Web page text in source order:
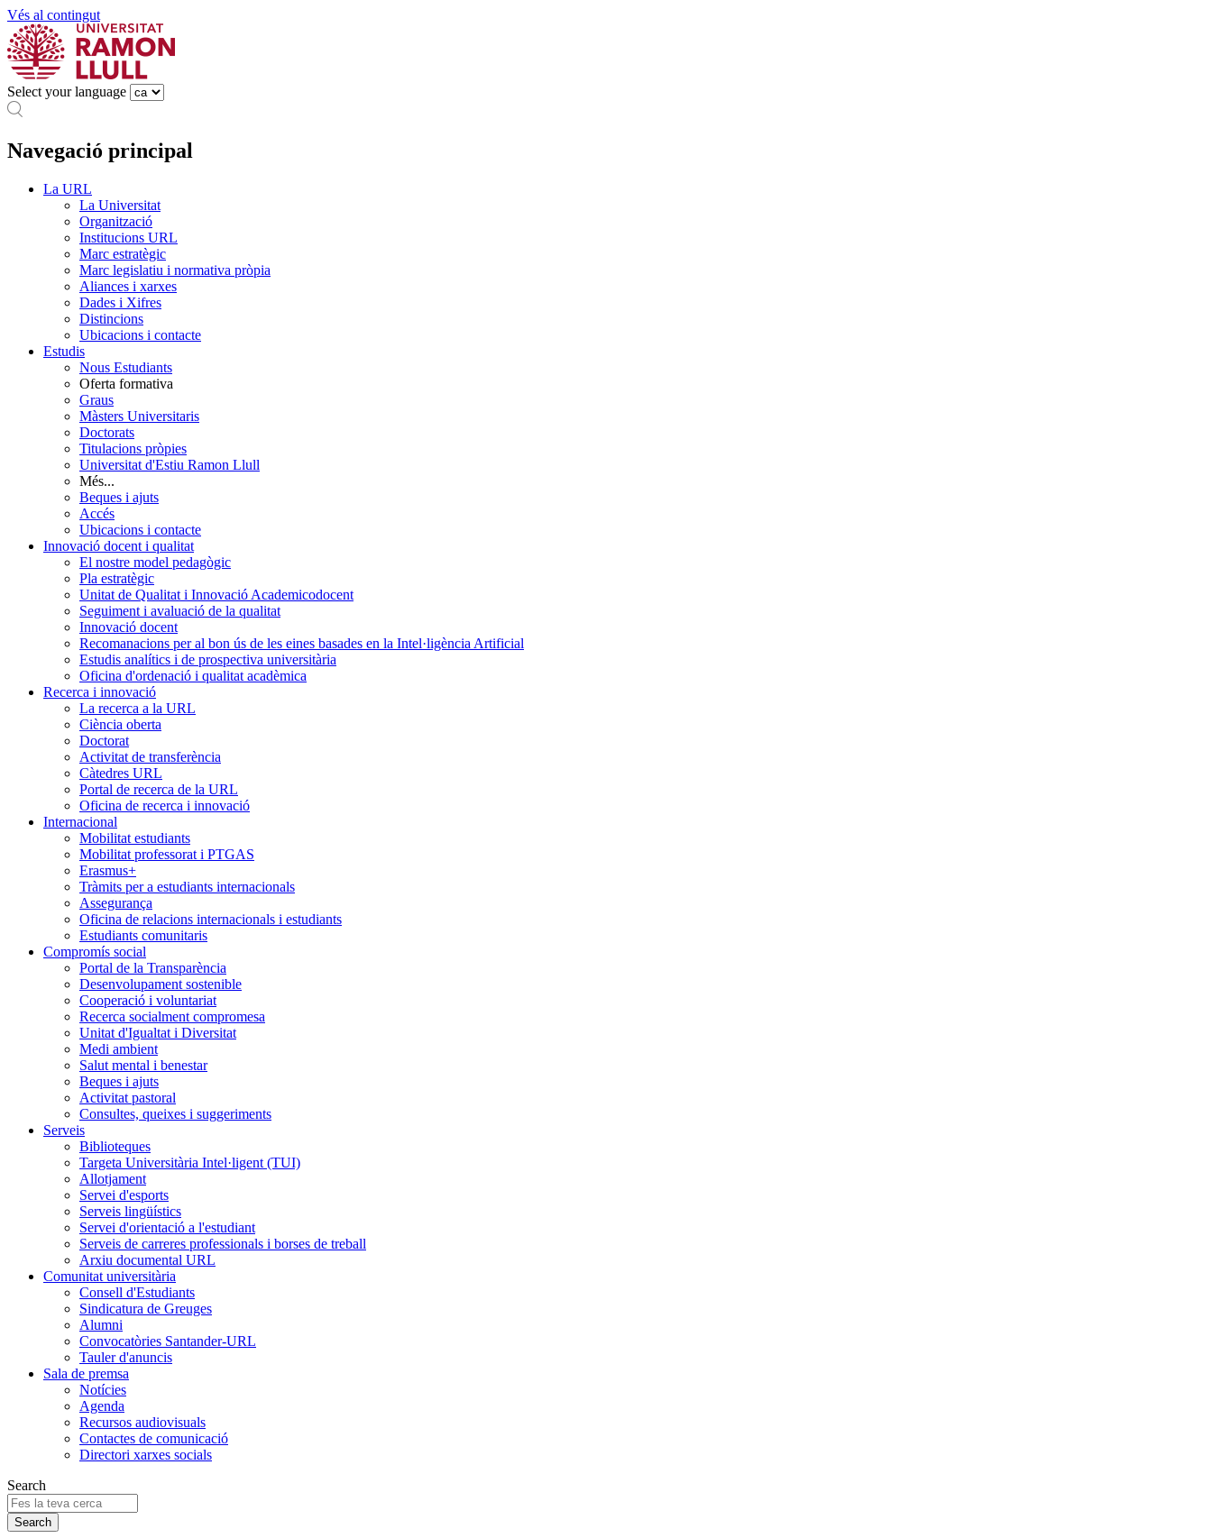
Vés al contingut
Select your language
Navegació principal
La URL
La Universitat
Organització
Institucions URL
Marc estratègic
Marc legislatiu i normativa pròpia
Aliances i xarxes
Dades i Xifres
Distincions
Ubicacions i contacte
Estudis
Nous Estudiants
Oferta formativa
Graus
Màsters Universitaris
Doctorats
Titulacions pròpies
Universitat d'Estiu Ramon Llull
Més...
Beques i ajuts
Accés
Ubicacions i contacte
Innovació docent i qualitat
El nostre model pedagògic
Pla estratègic
Unitat de Qualitat i Innovació Academicodocent
Seguiment i avaluació de la qualitat
Innovació docent
Recomanacions per al bon ús de les eines basades en la Intel·ligència Artificial
Estudis analítics i de prospectiva universitària
Oficina d'ordenació i qualitat acadèmica
Recerca i innovació
La recerca a la URL
Ciència oberta
Doctorat
Activitat de transferència
Càtedres URL
Portal de recerca de la URL
Oficina de recerca i innovació
Internacional
Mobilitat estudiants
Mobilitat professorat i PTGAS
Erasmus+
Tràmits per a estudiants internacionals
Assegurança
Oficina de relacions internacionals i estudiants
Estudiants comunitaris
Compromís social
Portal de la Transparència
Desenvolupament sostenible
Cooperació i voluntariat
Recerca socialment compromesa
Unitat d'Igualtat i Diversitat
Medi ambient
Salut mental i benestar
Beques i ajuts
Activitat pastoral
Consultes, queixes i suggeriments
Serveis
Biblioteques
Targeta Universitària Intel·ligent (TUI)
Allotjament
Servei d'esports
Serveis lingüístics
Servei d'orientació a l'estudiant
Serveis de carreres professionals i borses de treball
Arxiu documental URL
Comunitat universitària
Consell d'Estudiants
Sindicatura de Greuges
Alumni
Convocatòries Santander-URL
Tauler d'anuncis
Sala de premsa
Notícies
Agenda
Recursos audiovisuals
Contactes de comunicació
Directori xarxes socials
Search